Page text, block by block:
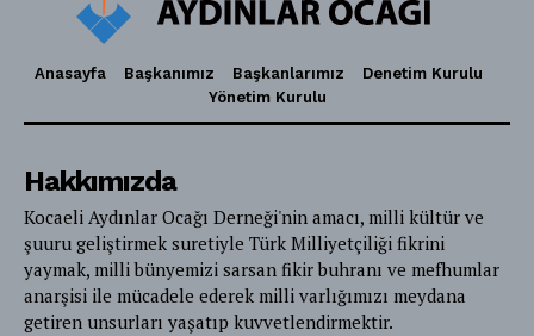
Anasayfa Başkanımız Başkanlarımız
Denetim Kurulu
Yönetim Kurulu
Hakkımızda
Kocaeli Aydınlar Ocağı Derneği'nin amacı, milli kültür ve
şuuru geliştirmek suretiyle Türk Milliyetçiliği fikrini
yaymak, milli bünyemizi sarsan fikir buhranı ve mefhumlar
anarşisi ile mücadele ederek milli varlığımızı meydana
getiren unsurları yaşatıp kuvvetlendirmektir.